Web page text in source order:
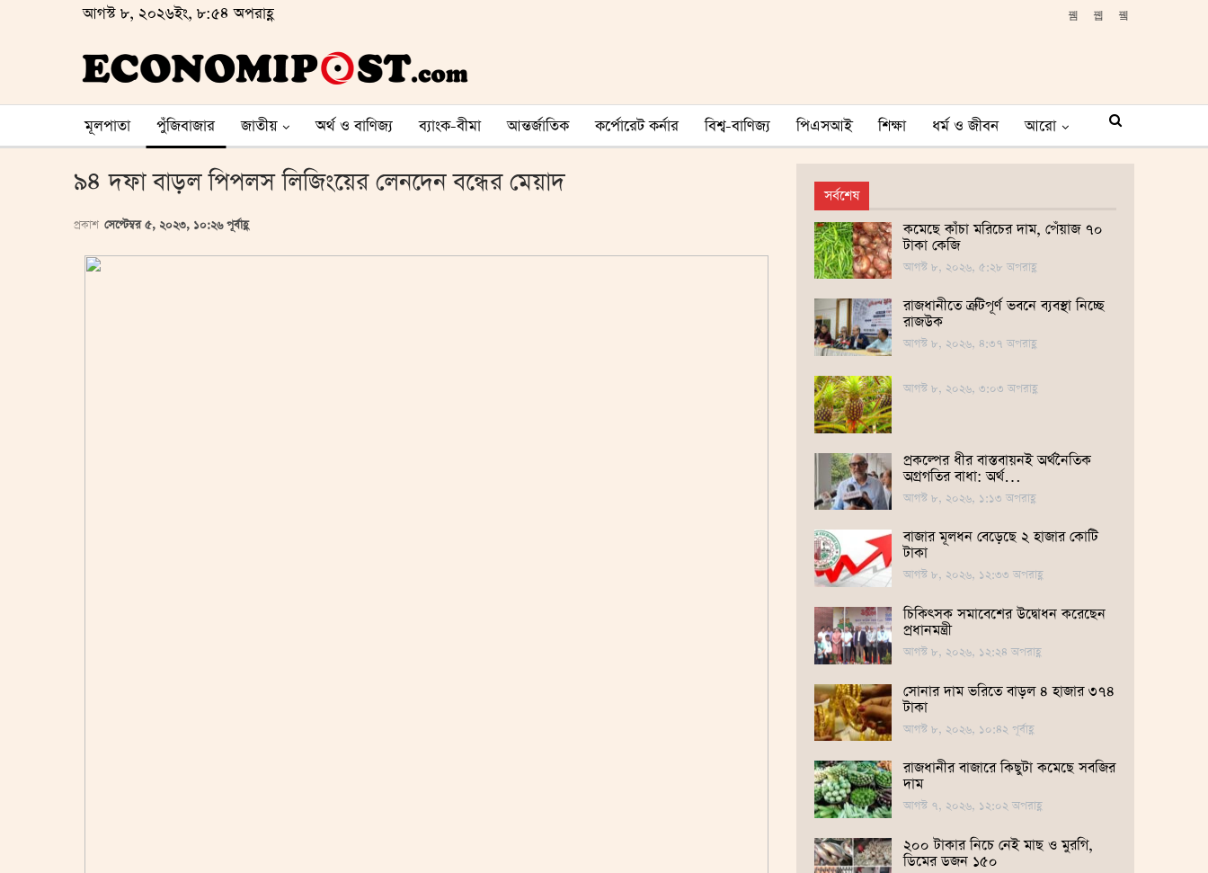
আগস্ট ৮, ২০২৬ইং, ৮:৫৪ অপরাহ্ণ
মূলপাতা পুঁজিবাজার জাতীয় অর্থ ও বাণিজ্য ব্যাংক-বীমা আন্তর্জাতিক কর্পোরেট কর্নার বিশ্ব-বাণিজ্য পিএসআই শিক্ষা ধর্ম ও জীবন আরো
৯৪ দফা বাড়ল পিপলস লিজিংয়ের লেনদেন বন্ধের মেয়াদ
প্রকাশ সেপ্টেম্বর ৫, ২০২৩, ১০:২৬ পূর্বাহ্ণ
সর্বশেষ
কমেছে কাঁচা মরিচের দাম, পেঁয়াজ ৭০
টাকা কেজি
আগস্ট ৮, ২০২৬, ৫:২৮ অপরাহ্ণ
রাজধানীতে ত্রুটিপূর্ণ ভবনে ব্যবস্থা নিচ্ছে
রাজউক
আগস্ট ৮, ২০২৬, ৪:৩৭ অপরাহ্ণ
আগস্ট ৮, ২০২৬, ৩:০৩ অপরাহ্ণ
প্রকল্পের ধীর বাস্তবায়নই অর্থনৈতিক
অগ্রগতির বাধা: অর্থ…
আগস্ট ৮, ২০২৬, ১:১৩ অপরাহ্ণ
বাজার মূলধন বেড়েছে ২ হাজার কোটি
টাকা
আগস্ট ৮, ২০২৬, ১২:৩৩ অপরাহ্ণ
চিকিৎসক সমাবেশের উদ্বোধন করেছেন
প্রধানমন্ত্রী
আগস্ট ৮, ২০২৬, ১২:২৪ অপরাহ্ণ
সোনার দাম ভ‌রি‌তে বাড়ল ৪ হাজার ৩৭৪
টাকা
আগস্ট ৮, ২০২৬, ১০:৪২ পূর্বাহ্ণ
রাজধানীর বাজারে কিছুটা কমেছে সবজির
দাম
আগস্ট ৭, ২০২৬, ১২:০২ অপরাহ্ণ
২০০ টাকার নিচে নেই মাছ ও মুরগি,
ডিমের ডজন ১৫০